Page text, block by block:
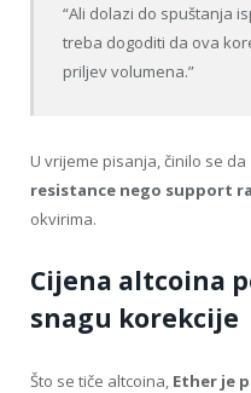
“Ali dolazi do spuštanja
treba dogoditi da ova
priljev volumena.”
U vrijeme pisanja, činilo se da
resistance nego support
okvirima.
Cijena altcoina
snagu korekcije
Što se tiče altcoina, Ether je